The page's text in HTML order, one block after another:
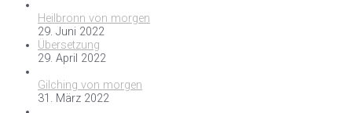
Heilbronn von morgen
29. Juni 2022
Übersetzung
29. April 2022
Gilching von morgen
31. März 2022